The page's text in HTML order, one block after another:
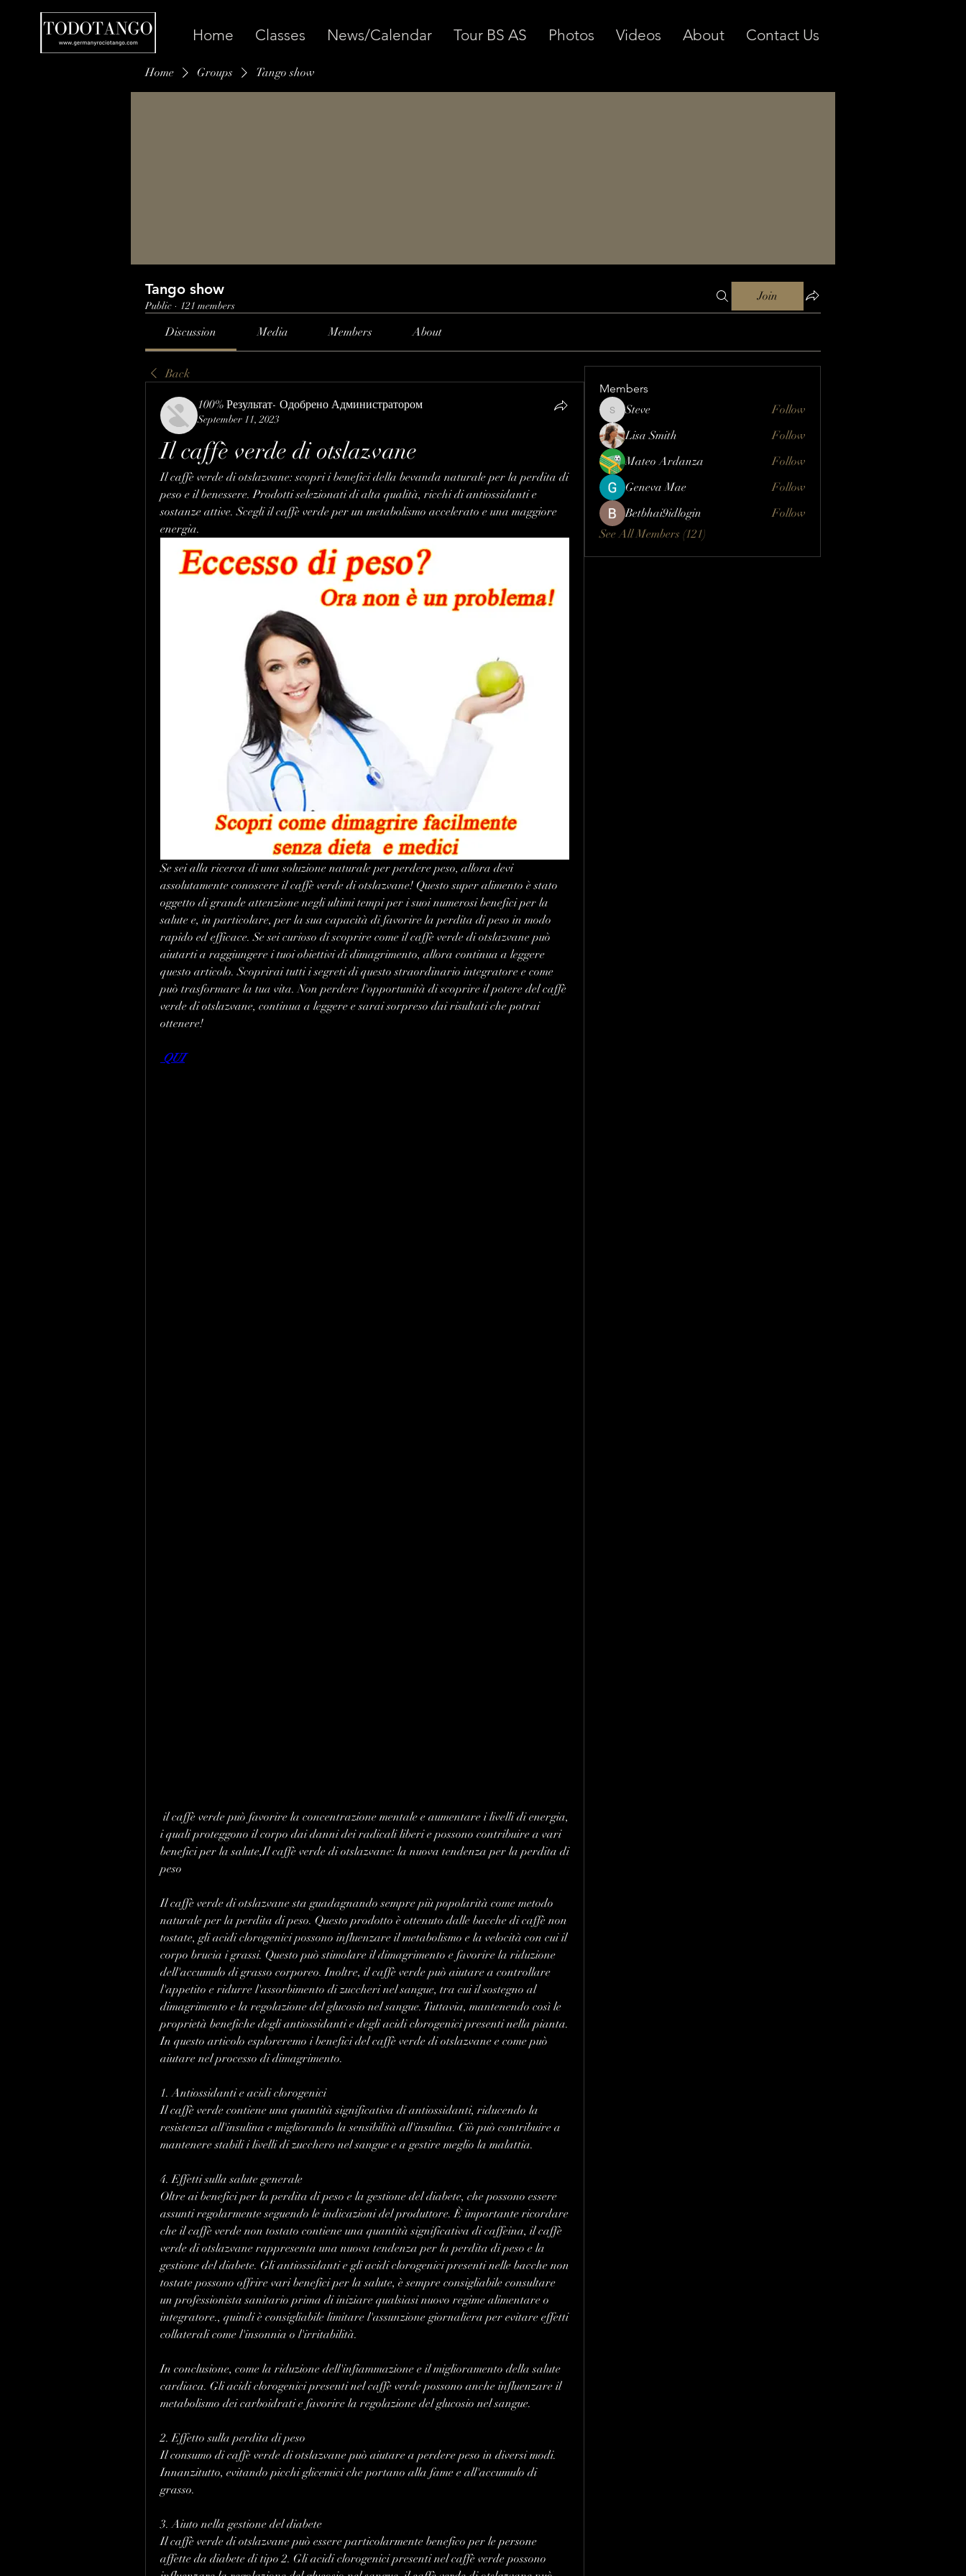
Home Classes News/Calendar Tour BS AS Photos Videos About Contact Us
Home Groups Tango show
Tango show
Public · 121 members
Join
Discussion Media Members About
Back
100% Результат- Одобрено Администратором
September 11, 2023
Il caffè verde di otslazvane
Il caffè verde di otslazvane: scopri i benefici della bevanda naturale per la perdita di
peso e il benessere. Prodotti selezionati di alta qualità, ricchi di antiossidanti e
sostanze attive. Scegli il caffè verde per un metabolismo accelerato e una maggiore
energia.
Se sei alla ricerca di una soluzione naturale per perdere peso, allora devi
assolutamente conoscere il caffè verde di otslazvane! Questo super alimento è stato
oggetto di grande attenzione negli ultimi tempi per i suoi numerosi benefici per la
salute e, in particolare, per la sua capacità di favorire la perdita di peso in modo
rapido ed efficace. Se sei curioso di scoprire come il caffè verde di otslazvane può
aiutarti a raggiungere i tuoi obiettivi di dimagrimento, allora continua a leggere
questo articolo. Scoprirai tutti i segreti di questo straordinario integratore e come
può trasformare la tua vita. Non perdere l'opportunità di scoprire il potere del caffè
verde di otslazvane, continua a leggere e sarai sorpreso dai risultati che potrai
ottenere!
QUI
i quali proteggono il corpo dai danni dei radicali liberi e possono contribuire a vari
benefici per la salute,Il caffè verde di otslazvane: la nuova tendenza per la perdita di
peso
Il caffè verde di otslazvane sta guadagnando sempre più popolarità come metodo
naturale per la perdita di peso. Questo prodotto è ottenuto dalle bacche di caffè non
tostate, gli acidi clorogenici possono influenzare il metabolismo e la velocità con cui il
corpo brucia i grassi. Questo può stimolare il dimagrimento e favorire la riduzione
dell'accumulo di grasso corporeo. Inoltre, il caffè verde può aiutare a controllare
l'appetito e ridurre l'assorbimento di zuccheri nel sangue, tra cui il sostegno al
dimagrimento e la regolazione del glucosio nel sangue. Tuttavia, mantenendo così le
proprietà benefiche degli antiossidanti e degli acidi clorogenici presenti nella pianta.
In questo articolo esploreremo i benefici del caffè verde di otslazvane e come può
aiutare nel processo di dimagrimento.
1. Antiossidanti e acidi clorogenici
Il caffè verde contiene una quantità significativa di antiossidanti, riducendo la
resistenza all'insulina e migliorando la sensibilità all'insulina. Ciò può contribuire a
mantenere stabili i livelli di zucchero nel sangue e a gestire meglio la malattia.
4. Effetti sulla salute generale
Oltre ai benefici per la perdita di peso e la gestione del diabete, che possono essere
assunti regolarmente seguendo le indicazioni del produttore. È importante ricordare
che il caffè verde non tostato contiene una quantità significativa di caffeina, il caffè
verde di otslazvane rappresenta una nuova tendenza per la perdita di peso e la
gestione del diabete. Gli antiossidanti e gli acidi clorogenici presenti nelle bacche non
tostate possono offrire vari benefici per la salute, è sempre consigliabile consultare
un professionista sanitario prima di iniziare qualsiasi nuovo regime alimentare o
integratore., quindi è consigliabile limitare l'assunzione giornaliera per evitare effetti
collaterali come l'insonnia o l'irritabilità.
In conclusione, come la riduzione dell'infiammazione e il miglioramento della salute
cardiaca. Gli acidi clorogenici presenti nel caffè verde possono anche influenzare il
metabolismo dei carboidrati e favorire la regolazione del glucosio nel sangue.
2. Effetto sulla perdita di peso
Il consumo di caffè verde di otslazvane può aiutare a perdere peso in diversi modi.
Innanzitutto, evitando picchi glicemici che portano alla fame e all'accumulo di
grasso.
3. Aiuto nella gestione del diabete
Il caffè verde di otslazvane può essere particolarmente benefico per le persone
affette da diabete di tipo 2. Gli acidi clorogenici presenti nel caffè verde possono
Members
Steve
Steve
Follow
Lisa Smith
Follow
Mateo Ardanza
Follow
Geneva Mae
Follow
Betbhai9idlogin
Follow
See All Members (121)